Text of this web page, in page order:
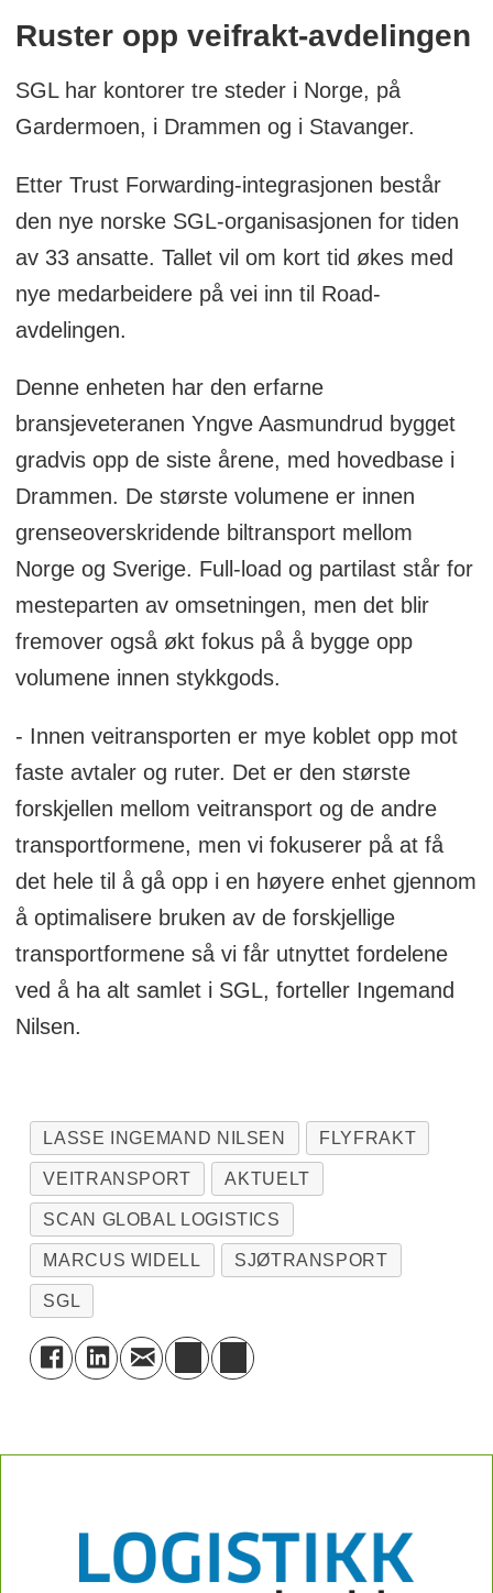
Ruster opp veifrakt-avdelingen
SGL har kontorer tre steder i Norge, på
Gardermoen, i Drammen og i Stavanger.
Etter Trust Forwarding-integrasjonen består
den nye norske SGL-organisasjonen for tiden
av 33 ansatte. Tallet vil om kort tid økes med
nye medarbeidere på vei inn til Road-
avdelingen.
Denne enheten har den erfarne
bransjeveteranen Yngve Aasmundrud bygget
gradvis opp de siste årene, med hovedbase i
Drammen. De største volumene er innen
grenseoverskridende biltransport mellom
Norge og Sverige. Full-load og partilast står for
mesteparten av omsetningen, men det blir
fremover også økt fokus på å bygge opp
volumene innen stykkgods.
- Innen veitransporten er mye koblet opp mot
faste avtaler og ruter. Det er den største
forskjellen mellom veitransport og de andre
transportformene, men vi fokuserer på at få
det hele til å gå opp i en høyere enhet gjennom
å optimalisere bruken av de forskjellige
transportformene så vi får utnyttet fordelene
ved å ha alt samlet i SGL, forteller Ingemand
Nilsen.
LASSE INGEMAND NILSEN FLYFRAKT
VEITRANSPORT AKTUELT
SCAN GLOBAL LOGISTICS
MARCUS WIDELL SJØTRANSPORT
SGL